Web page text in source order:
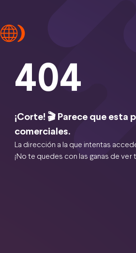
404
¡Corte! 🎬 Parece que esta
comerciales.
La dirección a la que intentas
¡No te quedes con las ganas de ver